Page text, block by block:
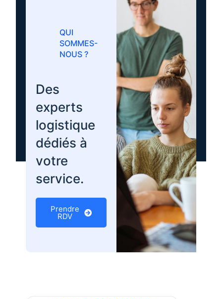
QUI
SOMMES-
NOUS ?
Des
experts
logistique
dédiés à
votre
service.
Prendre
RDV